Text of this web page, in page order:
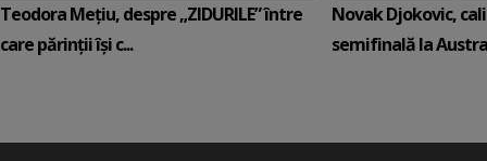
Teodora Mețiu, despre „ZIDURILE” între
care părinții își c...
Novak Djokovic,
semifinală la